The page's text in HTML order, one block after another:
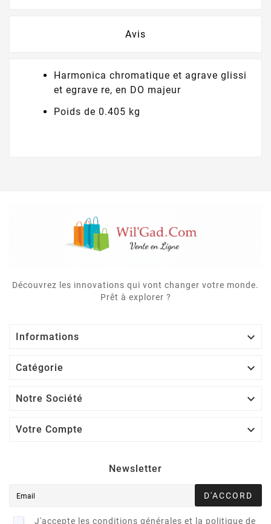
Avis
Harmonica chromatique et agrave glissi
et egrave re, en DO majeur
Poids de 0.405 kg
Découvrez les innovations qui vont changer votre monde.
Prêt à explorer ?
Informations 
Catégorie 
Notre Société 
Votre Compte 
Newsletter
D'ACCORD
J'accepte les conditions générales et la politique de